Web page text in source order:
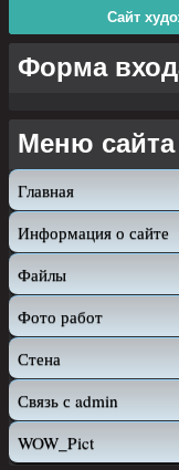
Сайт
Форма
Меню сайта
Главная
Информация о сайте
Файлы
Фото работ
Стена
Связь с admin
WOW_Pict